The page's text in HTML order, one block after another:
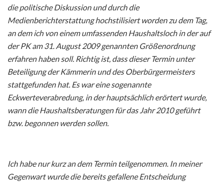
die politische Diskussion und durch die
Medienberichterstattung hochstilisiert worden zu dem Tag,
an dem ich von einem umfassenden Haushaltsloch in der auf
der PK am 31. August 2009 genannten Größenordnung
erfahren haben soll. Richtig ist, dass dieser Termin unter
Beteiligung der Kämmerin und des Oberbürgermeisters
stattgefunden hat. Es war eine sogenannte
Eckwerteverabredung, in der hauptsächlich erörtert wurde,
wann die Haushaltsberatungen für das Jahr 2010 geführt
bzw. begonnen werden sollen.
Ich habe nur kurz an dem Termin teilgenommen. In meiner
Gegenwart wurde die bereits gefallene Entscheidung